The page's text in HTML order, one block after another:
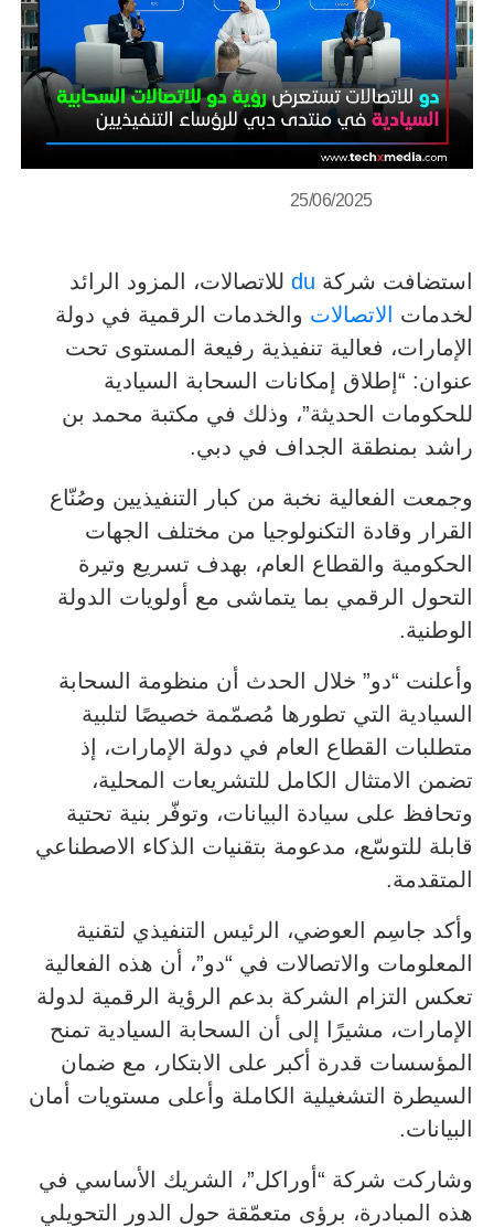
25/06/2025
استضافت شركة du للاتصالات، المزود الرائد
لخدمات
الاتصالات والخدمات الرقمية في دولة
الإمارات، فعالية تنفيذية رفيعة المستوى تحت
عنوان: “إطلاق إمكانات السحابة السيادية
للحكومات الحديثة”، وذلك في مكتبة محمد بن
راشد بمنطقة الجداف في دبي.
وجمعت الفعالية نخبة من كبار التنفيذيين وصُنّاع
القرار وقادة التكنولوجيا من مختلف الجهات
الحكومية والقطاع العام، بهدف تسريع وتيرة
التحول الرقمي بما يتماشى مع أولويات الدولة
الوطنية.
وأعلنت “دو” خلال الحدث أن منظومة السحابة
السيادية التي تطورها مُصمّمة خصيصًا لتلبية
متطلبات القطاع العام في دولة الإمارات، إذ
تضمن الامتثال الكامل للتشريعات المحلية،
وتحافظ على سيادة البيانات، وتوفّر بنية تحتية
قابلة للتوسّع، مدعومة بتقنيات الذكاء الاصطناعي
المتقدمة.
وأكد جاسِم العوضي، الرئيس التنفيذي لتقنية
المعلومات والاتصالات في “دو”، أن هذه الفعالية
تعكس التزام الشركة بدعم الرؤية الرقمية لدولة
الإمارات، مشيرًا إلى أن السحابة السيادية تمنح
المؤسسات قدرة أكبر على الابتكار، مع ضمان
السيطرة التشغيلية الكاملة وأعلى مستويات أمان
البيانات.
وشاركت شركة “أوراكل”، الشريك الأساسي في
هذه المبادرة، برؤى متعمّقة حول الدور التحويلي